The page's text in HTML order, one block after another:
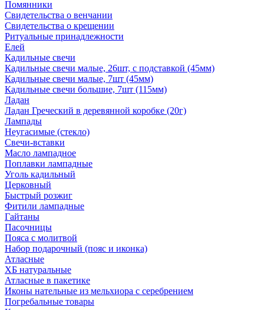
Помянники
Свидетельства о венчании
Свидетельства о крещении
Ритуальные принадлежности
Елей
Кадильные свечи
Кадильные свечи малые, 26шт, с подставкой (45мм)
Кадильные свечи малые, 7шт (45мм)
Кадильные свечи большие, 7шт (115мм)
Ладан
Ладан Греческий в деревянной коробке (20г)
Лампады
Неугасимые (стекло)
Свечи-вставки
Масло лампадное
Поплавки лампадные
Уголь кадильный
Церковный
Быстрый розжиг
Фитили лампадные
Гайтаны
Пасочницы
Пояса с молитвой
Набор подарочный (пояс и иконка)
Атласные
ХБ натуральные
Атласные в пакетике
Иконы нательные из мельхиора с серебрением
Погребальные товары